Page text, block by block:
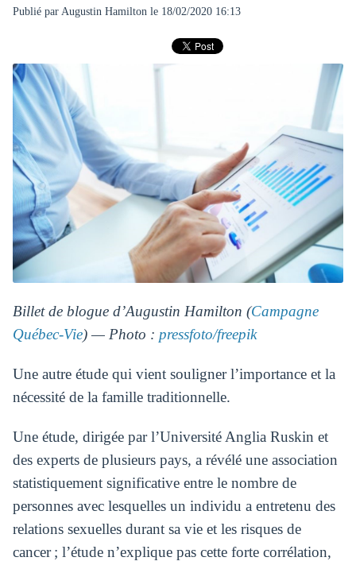
Publié par Augustin Hamiltonle 18/02/2020 16:13
Billet de blogue d’Augustin Hamilton (Campagne
Québec-Vie) — Photo : pressfoto/freepik
Une autre étude qui vient souligner l’importance et la
nécessité de la famille traditionnelle.
Une étude, dirigée par l’Université Anglia Ruskin et
des experts de plusieurs pays, a révélé une association
statistiquement significative entre le nombre de
personnes avec lesquelles un individu a entretenu des
relations sexuelles durant sa vie et les risques de
cancer ; l’étude n’explique pas cette forte corrélation,